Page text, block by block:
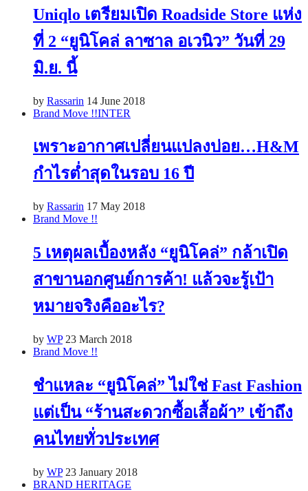
Uniqlo เตรียมเปิด Roadside Store แห่ง
ที่ 2 “ยูนิโคล่ ลาซาล อเวนิว” วันที่ 29
มิ.ย. นี้
by Rassarin 14 June 2018
Brand Move !!INTER
เพราะอากาศเปลี่ยนแปลงบ่อย…H&M
กำไรต่ำสุดในรอบ 16 ปี
by Rassarin 17 May 2018
Brand Move !!
5 เหตุผลเบื้องหลัง “ยูนิโคล่” กล้าเปิด
สาขานอกศูนย์การค้า! แล้วจะรู้เป้า
หมายจริงคืออะไร?
by WP 23 March 2018
Brand Move !!
ชำแหละ “ยูนิโคล่” ไม่ใช่ Fast Fashion
แต่เป็น “ร้านสะดวกซื้อเสื้อผ้า” เข้าถึง
คนไทยทั่วประเทศ
by WP 23 January 2018
BRAND HERITAGE